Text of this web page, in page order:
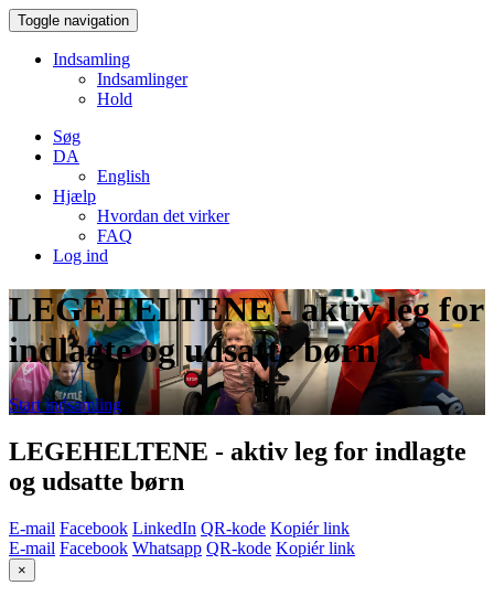
Toggle navigation
Indsamling
Indsamlinger
Hold
Søg
DA
English
Hjælp
Hvordan det virker
FAQ
Log ind
LEGEHELTENE - aktiv leg for
indlagte og udsatte børn
Start indsamling
LEGEHELTENE - aktiv leg for indlagte
og udsatte børn
E-mail Facebook LinkedIn QR-kode Kopiér link
E-mail Facebook Whatsapp QR-kode Kopiér link
×